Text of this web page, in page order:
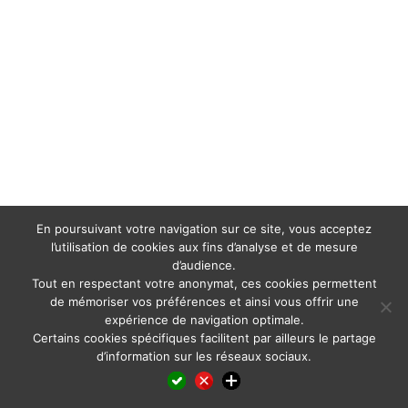
LinkedIn
X WhatsAppPinterest
En poursuivant votre navigation sur ce site, vous acceptez
l’utilisation de cookies aux fins d’analyse et de mesure
d’audience.
Tout en respectant votre anonymat, ces cookies permettent
de mémoriser vos préférences et ainsi vous offrir une
expérience de navigation optimale.
Certains cookies spécifiques facilitent par ailleurs le partage
d’information sur les réseaux sociaux.